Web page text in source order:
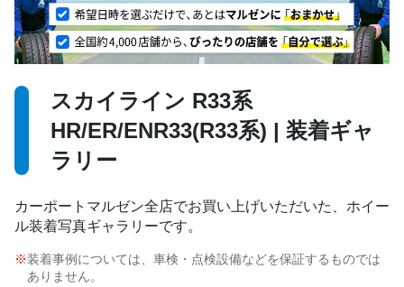
スカイライン R33系
HR/ER/ENR33(R33系) | 装着ギャ
ラリー
カーポートマルゼン全店でお買い上げいただいた、ホイー
ル装着写真ギャラリーです。
装着事例については、車検・点検設備などを保証するものでは
ありません。